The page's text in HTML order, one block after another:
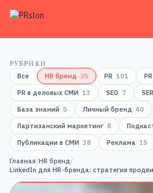
РУБРИКИ
Все
HR бренд 25 PR 101
PR в деловых СМИ 13 SEO 7
База знаний 5 Личный бренд 40
Партизанский маркетинг 8
Публикации в СМИ 38 Реклама 15
Главная/HR бренд/
LinkedIn для HR-бренда: стратегия